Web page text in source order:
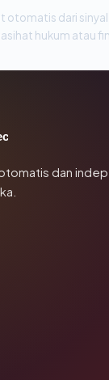
otomatis dari
hukum atau
dan